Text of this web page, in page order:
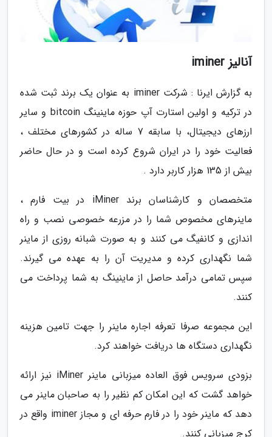
آنالیز iminer
به گزارش ایرنا : شرکت iminer به عنوان یک برند ثبت شده
در ترکیه و اولین استارت آپ حوزه ماینینگ bitcoin و سایر
ارزهای دیجیتال، با سابقه 7 ساله در کشورهای مختلف ،
فعالیت خود را در ایران شروع کرده است و در حال حاضر
بیش از 135 هزار کاربر دارد .
متخصصان و کارشناسان برند iMiner در بیت فارم ،
ماینرهای مخصوص شما را در مزرعه خصوصی نصب و راه
اندازی و کانفیگ می کنند و به صورت شبانه روزی از ماینر
شما نگهداری کرده و مدیریت آن را به عهده می گیرند.
سپس تمامی درآمد حاصل از ماینینگ به شما پرداخت می
کنند.
این مجموعه صرفا تعرفه اجاره ماینر را جهت تامین هزینه
نگهداری دستگاه ها دریافت خواهند کرد.
بزودی سرویس فوق العاده میزبانی ماینر iMiner نیز ارائه
خواهد گشت که این امکان کم نظیر را به صاحبان ماینر می
دهد که ماینر خود را در فارم حرفه ای و مجاز iminer واقع در
کرج میزبانی کنند.